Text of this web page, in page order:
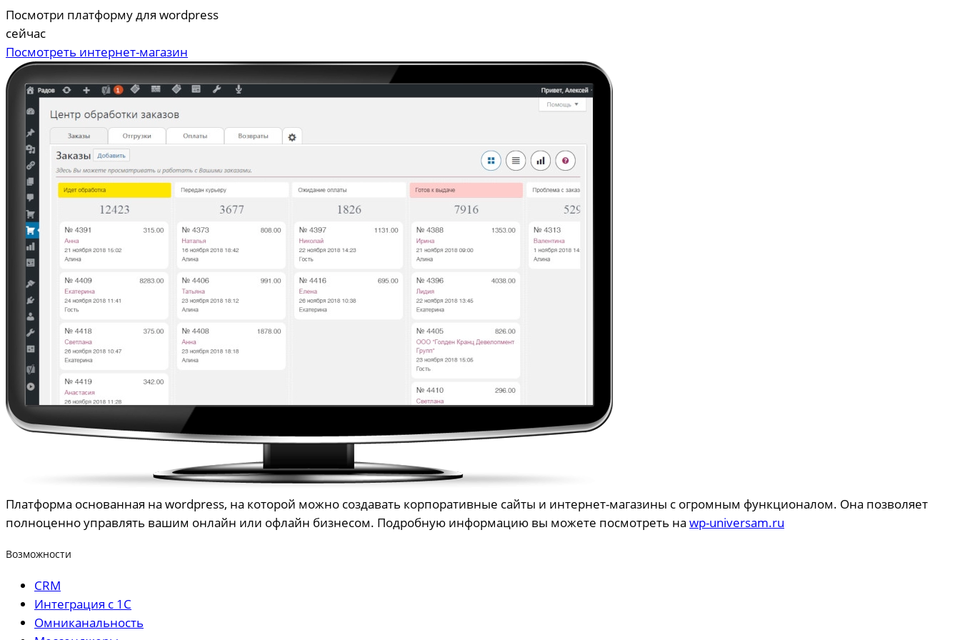
Посмотри платформу для wordpress
сейчас
Посмотреть интернет-магазин
Платформа основанная на wordpress, на которой можно создавать корпоративные сайты и интернет-магазины с огромным функционалом. Она позволяет
полноценно управлять вашим онлайн или офлайн бизнесом. Подробную информацию вы можете посмотреть на wp-universam.ru
Возможности
CRM
Интеграция с 1С
Омниканальность